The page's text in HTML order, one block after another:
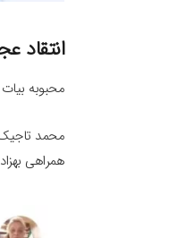
انتقاد
محبوبه
محمد تاجیک
همراهی